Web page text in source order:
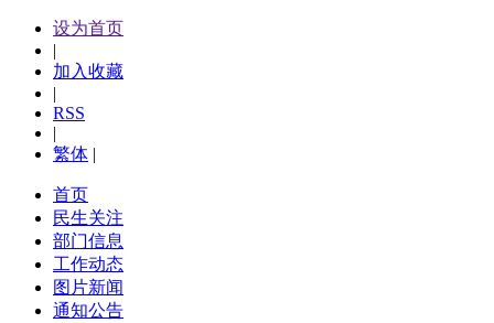
设为首页
|
加入收藏
|
RSS
|
繁体 |
首页
民生关注
部门信息
工作动态
图片新闻
通知公告